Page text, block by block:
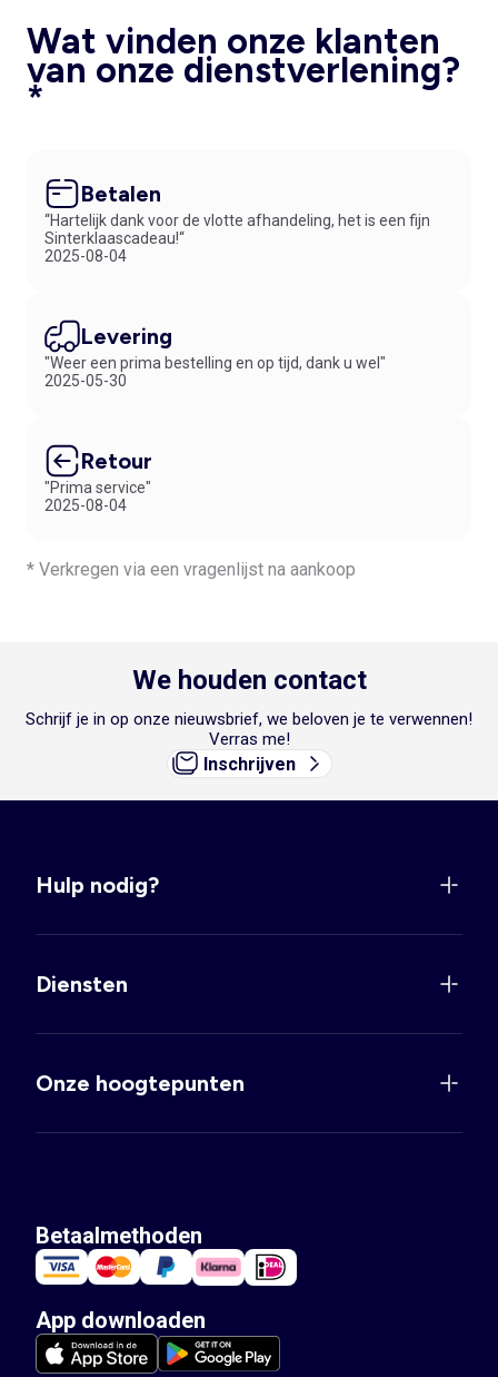
Wat vinden onze klanten
van onze dienstverlening?
*
Betalen
“Hartelijk dank voor de vlotte afhandeling, het is een fijn
Sinterklaascadeau!“
2025-08-04
Levering
"Weer een prima bestelling en op tijd, dank u wel"
2025-05-30
Retour
"Prima service"
2025-08-04
* Verkregen via een vragenlijst na aankoop
We houden contact
Schrijf je in op onze nieuwsbrief, we beloven je te verwennen!
Verras me!
Inschrijven
Hulp nodig?
Diensten
Onze hoogtepunten
Betaalmethoden
App downloaden